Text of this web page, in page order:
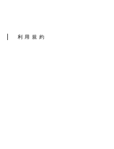
利用規約